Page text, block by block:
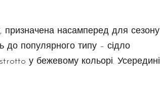
призначена насамперед для сезону
до популярного типу – сідло
у бежевому кольорі. Усередині